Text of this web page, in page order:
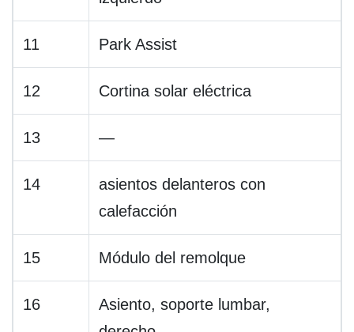
11 Park Assist
12 Cortina solar eléctrica
13 —
14
asientos delanteros con
calefacción
15 Módulo del remolque
16
Asiento, soporte lumbar,